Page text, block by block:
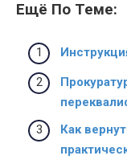
Ещё По Теме:
Как